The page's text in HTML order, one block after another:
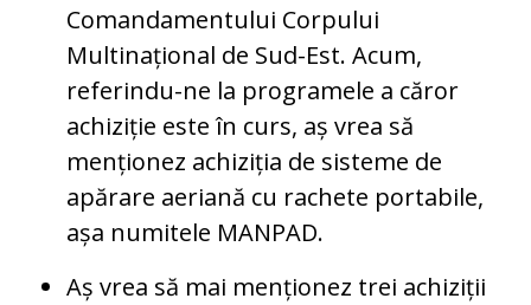
Comandamentului Corpului
Multinațional de Sud-Est. Acum,
referindu-ne la programele a căror
achiziție este în curs, aș vrea să
menționez achiziția de sisteme de
apărare aeriană cu rachete portabile,
așa numitele MANPAD.
Aș vrea să mai menționez trei achiziții